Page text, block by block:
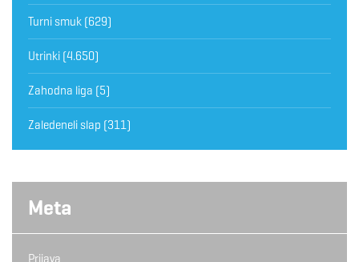
Turni smuk (629)
Utrinki (4.650)
Zahodna liga (5)
Zaledeneli slap (311)
Meta
Prijava